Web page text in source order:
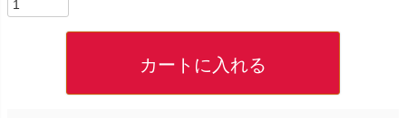
カートに入れる